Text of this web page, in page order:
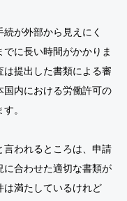
が外部から見えにく
に長い時間がかかりま
提出した書類による審
内における労働許可の
。
われるところは、申請
に合わせた適切な書類が
は満たしているけれど